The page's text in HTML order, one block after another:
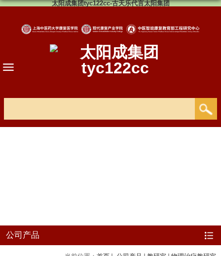
太阳成集团tyc122cc-古天乐代言太阳集团
公司产品